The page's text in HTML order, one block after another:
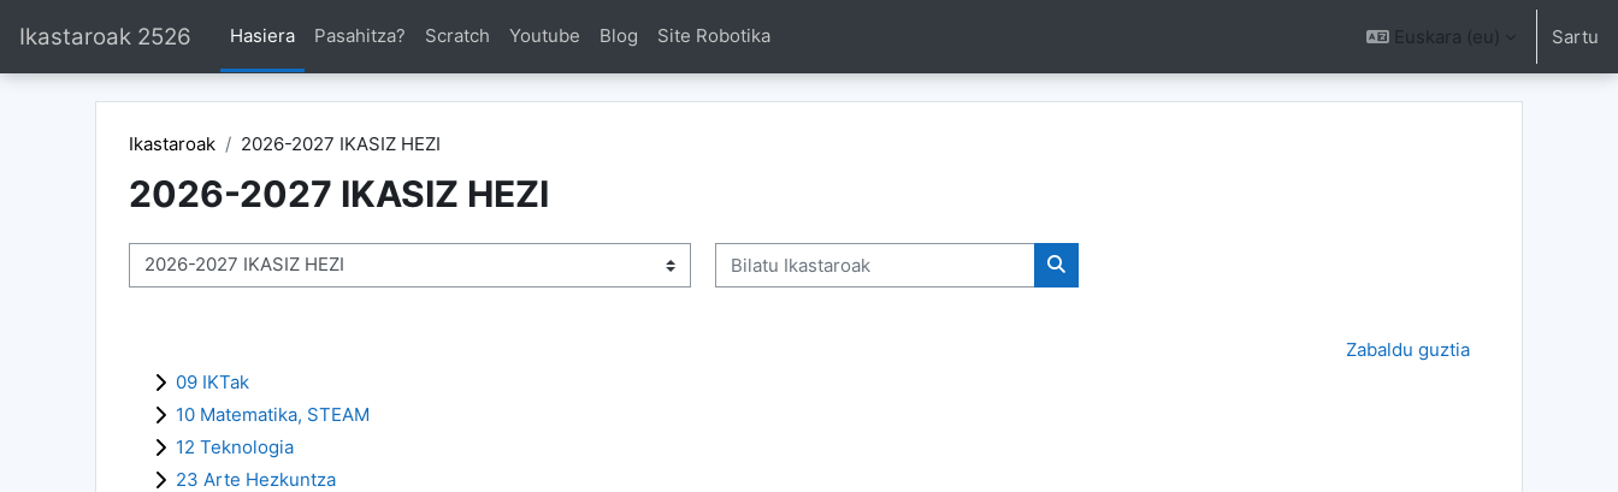
Ikastaroak 2526 Hasiera Pasahitza? Scratch Youtube Blog Site Robotika Euskara ‎(eu)‎ Sartu
Ikastaroak 2026-2027 IKASIZ HEZI
2026-2027 IKASIZ HEZI
Ikastaro-kategoriak
Bilatu Ikastaroak
Bilatu Ikastaroak
Zabaldu guztia
09 IKTak
10 Matematika, STEAM
12 Teknologia
23 Arte Hezkuntza